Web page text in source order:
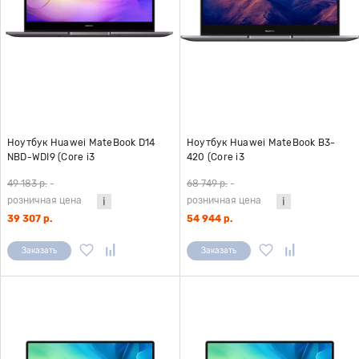
Ноутбук Huawei MateBook D14
NBD-WDI9 (Core i3
Graphics/14"/1920x1080/Win11H)
серый
49 183 р. -
розничная цена
39 307 р.
Заказать
Ноутбук Huawei MateBook B3-
420 (Core i3
68 749 р. -
розничная цена
54 944 р.
Заказать